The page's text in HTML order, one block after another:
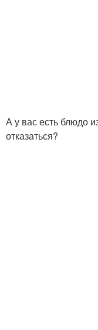
А у вас есть блюдо
отказаться?